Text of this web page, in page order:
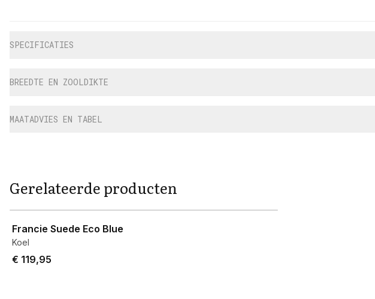
SPECIFICATIES
BREEDTE EN ZOOLDIKTE
MAATADVIES EN TABEL
Gerelateerde producten
Francie Suede Eco Blue
Koel
€ 119,95